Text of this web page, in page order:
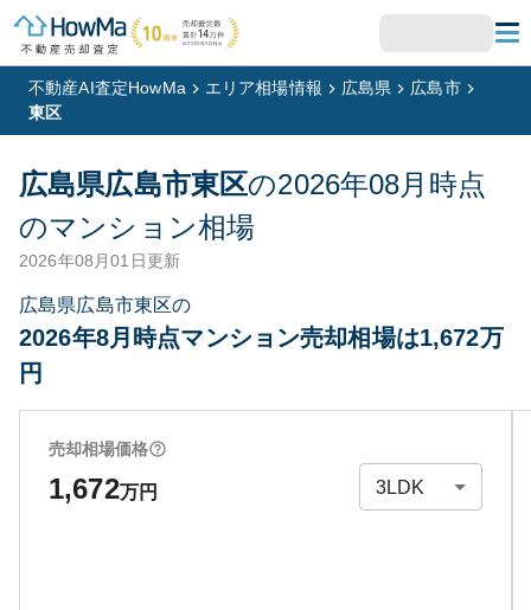
不動産AI査定HowMa エリア相場情報 広島県
広島市
東区
広島県広島市東区の2026年08月 時点
のマンション相場
2026年08月01日更新
広島県広島市東区の
2026年8月時点マンション売却相場は1,672万
円
売却相場価格
1,672万円